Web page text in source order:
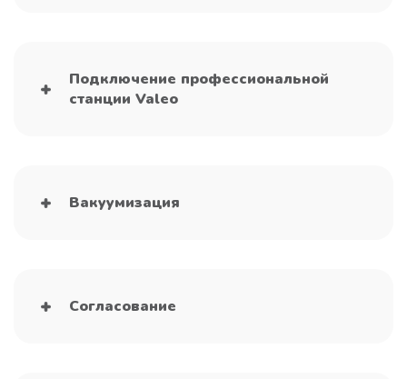
Подключение профессиональной
станции Valeo
Вакуумизация
Согласование